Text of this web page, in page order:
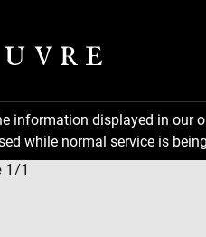
information displayed in our
while normal service is